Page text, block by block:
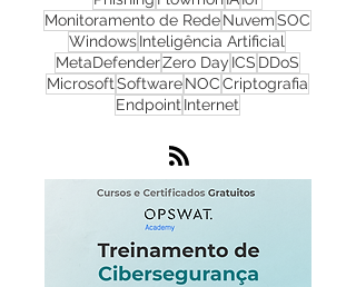
NGFWInfraestruturaDadosLGPDOT
PhishingFlowmon IAIoT
Monitoramento de RedeNuvemSOC
WindowsInteligência Artificial
MetaDefenderZero DayICS
EndpointInternet